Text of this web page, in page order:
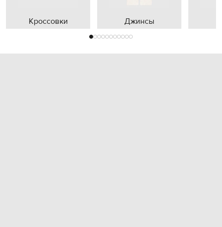
Кроссовки Джинсы